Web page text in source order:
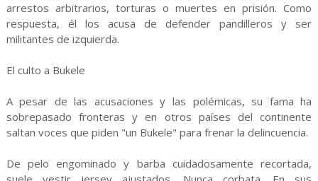
arrestos arbitrarios, torturas o muertes en prisión. Como
respuesta, él los acusa de defender pandilleros y ser
militantes de izquierda.
El culto a Bukele
A pesar de las acusaciones y las polémicas, su fama ha
sobrepasado fronteras y en otros países del continente
saltan voces que piden "un Bukele" para frenar la delincuencia.
De pelo engominado y barba cuidadosamente recortada,